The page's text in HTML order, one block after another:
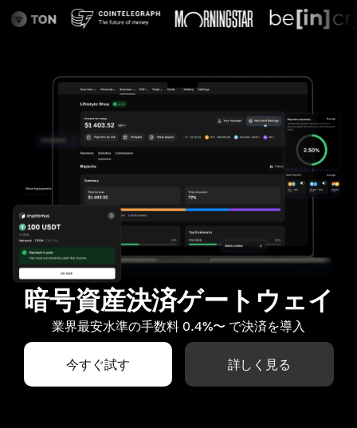
暗号資産決済ゲートウェイ
業界最安水準の手数料 0.4%〜 で決済を導入
今すぐ試す 詳しく見る